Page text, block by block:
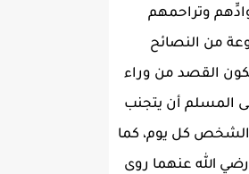
وتراحمهم
من النصائح
القصد من وراء
المسلم أن يتجنب
الشخص كل يوم، كما
الله عنهما روى